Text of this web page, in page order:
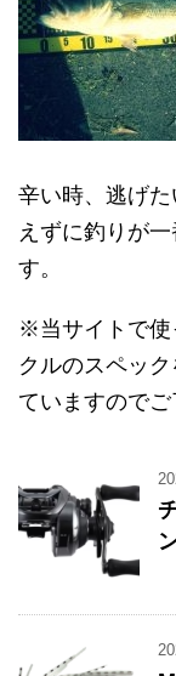
辛い時、逃げ
えずに釣りが
す。
※当サイトで使
クルのスペッ
ていますのでご